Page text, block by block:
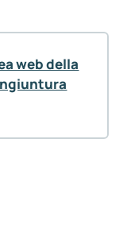
web della